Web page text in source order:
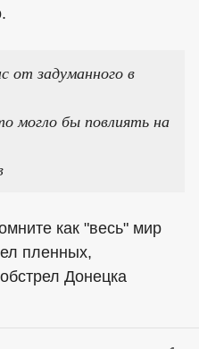
от задуманного в
могло бы повлиять на
как "весь" мир
пленных,
Донецка